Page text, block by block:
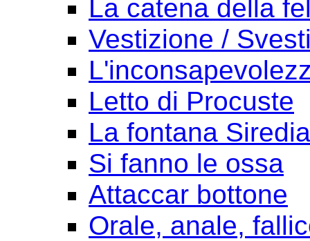
La catena della
Vestizione /
Letto di Procuste
La fontana Siredia
Si fanno le ossa
Attaccar bottone
Orale, anale,